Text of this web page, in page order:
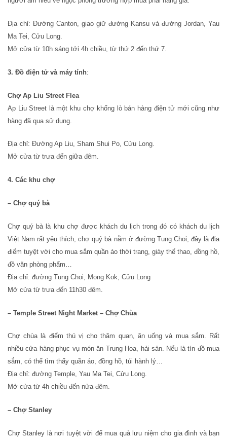
Địa chỉ: Đường Canton, giao giữ đường Kansu và đường Jordan, Yau
Ma Tei, Cửu Long.
Mở cửa từ 10h sáng tới 4h chiều, từ thứ 2 đến thứ 7.
3. Đồ điện tử và máy tính:
Chợ Ap Liu Street Flea
Ap Liu Street là một khu chợ khổng lò bán hàng điện tử mới cũng như
hàng đã qua sử dụng.
Địa chỉ: Đường Ap Liu, Sham Shui Po, Cửu Long.
Mở cửa từ trưa đến giữa đêm.
4. Các khu chợ
– Chợ quý bà
Chợ quý bà là khu chợ được khách du lịch trong đó có khách du lịch
Việt Nam rất yêu thích, chợ quý bà nằm ở đường Tung Choi, đây là địa
điểm tuyệt vời cho mua sắm quần áo thời trang, giày thể thao, đồng hồ,
đồ văn phòng phẩm…
Địa chỉ: đường Tung Choi, Mong Kok, Cửu Long
Mở cửa từ trưa đến 11h30 đêm.
– Temple Street Night Market – Chợ Chùa
Chợ chùa là điểm thú vị cho thăm quan, ăn uống và mua sắm. Rất
nhiều cửa hàng phục vụ món ăn Trung Hoa, hải sản. Nếu là tín đồ mua
sắm, có thể tìm thấy quần áo, đồng hồ, túi hành lý…
Địa chỉ: đường Temple, Yau Ma Tei, Cửu Long.
Mở cửa từ 4h chiều đến nửa đêm.
– Chợ Stanley
Chợ Stanley là nơi tuyệt vời để mua quà lưu niệm cho gia đình và bạn